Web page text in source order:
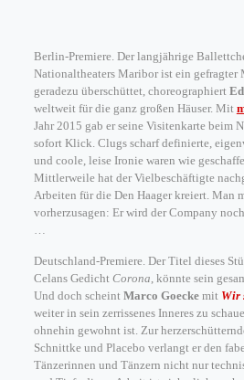
Berlin-Premiere. Der langjährige
Nationaltheaters Maribor ist ein gefragter
geradezu überschüttet, choreographiert
weltweit für die ganz großen Häuser. Mit
Jahr 2015 gab er seine Visitenkarte beim
sofort Klick. Clugs scharf definierte,
und coole, leise Ironie waren wie
Mittlerweile hat der Vielbeschäftigte
Arbeiten für die Den Haager kreiert. Man
vorherzusagen: Er wird der Company
…
Deutschland-Premiere. Der Titel dieses
Celans Gedicht Corona, könnte sein
Und doch scheint Marco Goeckemit Wir
weiter in sein zerrissenes Inneres zu
ohnehin gewohnt ist. Zur
Schnittke und Placebo verlangt er den
Tänzerinnen und Tänzern nicht nur